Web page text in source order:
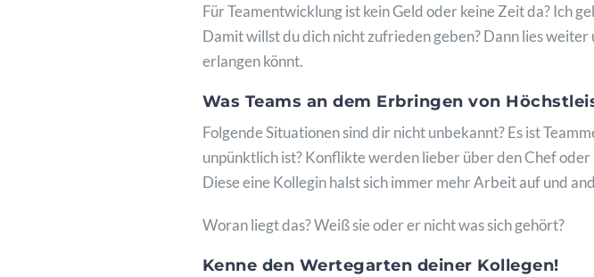
Für Teamentwicklung ist kein Geld oder keine Zeit da? Ich
Damit willst du dich nicht zufrieden geben? Dann lies
erlangen könnt.
Was Teams an dem Erbringen von
Folgende Situationen sind dir nicht unbekannt? Es ist
unpünktlich ist? Konflikte werden lieber über den Chef
Diese eine Kollegin halst sich immer mehr Arbeit auf und
Woran liegt das? Weiß sie oder er nicht was sich gehört?
Kenne den Wertegarten deiner Kollegen!